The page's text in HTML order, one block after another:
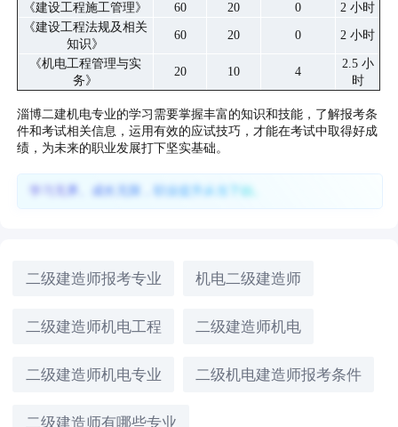
《建设工程施工管理》
60 20 0
2 小时
《建设工程法规及相关
知识》
60 20 0
2 小时
《机电工程管理与实
务》
20 10 4
2.5 小
时
淄博二建机电专业的学习需要掌握丰富的知识和技能，了解报考条
件和考试相关信息，运用有效的应试技巧，才能在考试中取得好成
绩，为未来的职业发展打下坚实基础。
学习无界、成长无限，职业提升从当下始。
二级建造师报考专业 机电二级建造师
二级建造师机电工程 二级建造师机电
二级建造师机电专业 二级机电建造师报考条件
二级建造师有哪些专业